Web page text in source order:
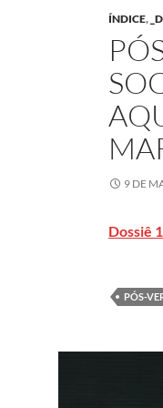
ÍNDICE,
9 DE
Dossiê
PÓS-